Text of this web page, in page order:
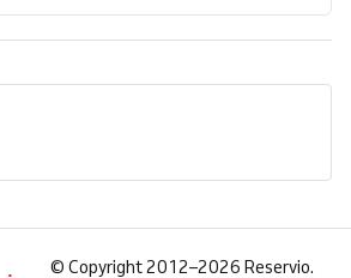
© Copyright 2012–2026 Reservio.